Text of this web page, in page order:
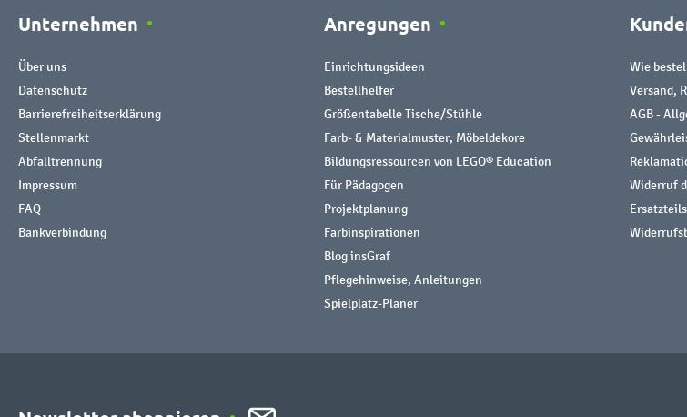
Unternehmen
Über uns
Datenschutz
Barrierefreiheitserklärung
Stellenmarkt
Abfalltrennung
Impressum
FAQ
Bankverbindung
Anregungen
Einrichtungsideen
Bestellhelfer
Größentabelle Tische/Stühle
Farb- & Materialmuster, Möbeldekore
Bildungsressourcen von LEGO® Education
Für Pädagogen
Projektplanung
Farbinspirationen
Blog insGraf
Pflegehinweise, Anleitungen
Spielplatz-Planer
Wie
Versand,
AGB -
Widerruf